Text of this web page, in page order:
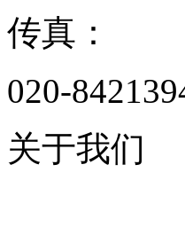
传真：
020-
关于我们